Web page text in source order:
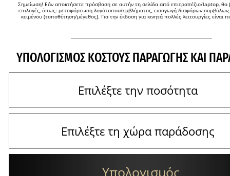
Σημείωση! Εάν αποκτήσετε πρόσβαση σε αυτήν τη σελίδα από επιτραπέζιο/laptop, θα
επιλογές, όπως: μεταφόρτωση λογότυπου/εμβλήματος, εισαγωγή διαφόρων
κειμένου (τοποθέτηση/μέγεθος). Για την έκδοση για κινητά πολλές λειτουργίες είναι
ΥΠΟΛΟΓΙΣΜΌΣ ΚΌΣΤΟΥΣ ΠΑΡΑΓΩΓΉΣ ΚΑΙ
Υπολογισμός